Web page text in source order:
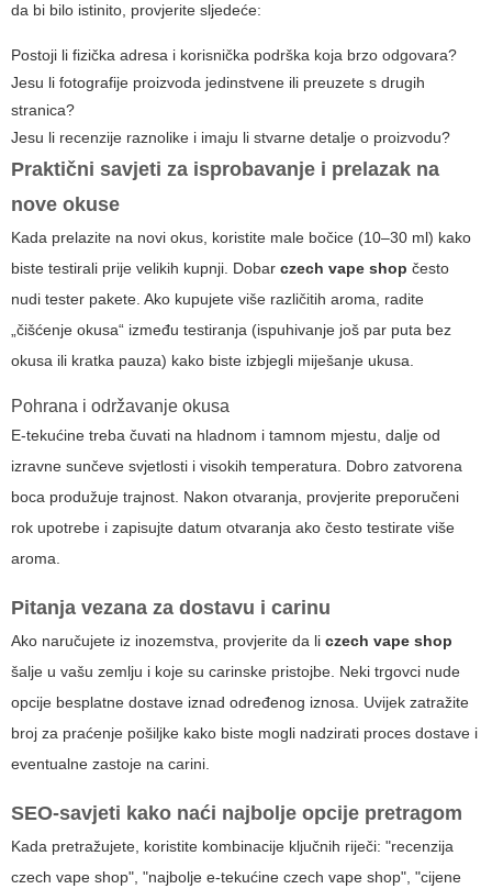
da bi bilo istinito, provjerite sljedeće:
Postoji li fizička adresa i korisnička podrška koja brzo odgovara?
Jesu li fotografije proizvoda jedinstvene ili preuzete s drugih
stranica?
Jesu li recenzije raznolike i imaju li stvarne detalje o proizvodu?
Praktični savjeti za isprobavanje i prelazak na
nove okuse
Kada prelazite na novi okus, koristite male bočice (10–30 ml) kako
biste testirali prije velikih kupnji. Dobar czech vape shop često
nudi tester pakete. Ako kupujete više različitih aroma, radite
„čišćenje okusa“ između testiranja (ispuhivanje još par puta bez
okusa ili kratka pauza) kako biste izbjegli miješanje ukusa.
Pohrana i održavanje okusa
E-tekućine treba čuvati na hladnom i tamnom mjestu, dalje od
izravne sunčeve svjetlosti i visokih temperatura. Dobro zatvorena
boca produžuje trajnost. Nakon otvaranja, provjerite preporučeni
rok upotrebe i zapisujte datum otvaranja ako često testirate više
aroma.
Pitanja vezana za dostavu i carinu
Ako naručujete iz inozemstva, provjerite da li czech vape shop
šalje u vašu zemlju i koje su carinske pristojbe. Neki trgovci nude
opcije besplatne dostave iznad određenog iznosa. Uvijek zatražite
broj za praćenje pošiljke kako biste mogli nadzirati proces dostave i
eventualne zastoje na carini.
SEO-savjeti kako naći najbolje opcije pretragom
Kada pretražujete, koristite kombinacije ključnih riječi: "recenzija
czech vape shop", "najbolje e-tekućine czech vape shop", "cijene